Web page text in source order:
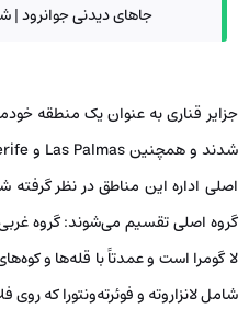
جاهای دیدنی جوانرود |
اصلی اداره این مناطق در نظر گرفته
گروه اصلی تقسیم می‌شوند: گروه غربی
لا گومرا است و عمدتاً با قله‌ها و
شامل لانزاروته و فوئرته‌ونتورا که روی